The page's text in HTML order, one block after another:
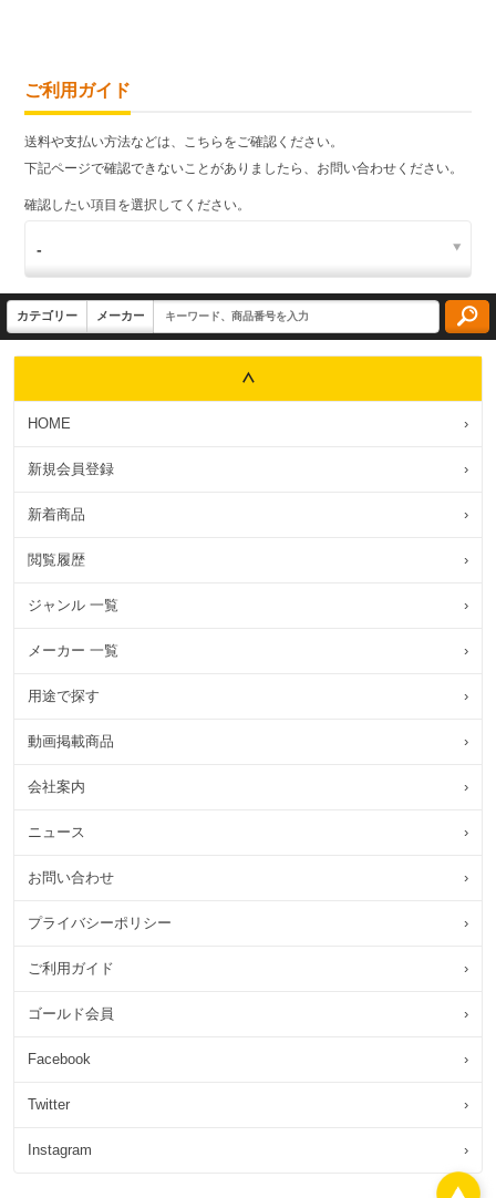
ご利用ガイド
送料や支払い方法などは、こちらをご確認ください。
下記ページで確認できないことがありましたら、お問い合わせください。
確認したい項目を選択してください。
HOME ›
新規会員登録 ›
新着商品 ›
閲覧履歴 ›
ジャンル 一覧 ›
メーカー 一覧 ›
用途で探す ›
動画掲載商品 ›
会社案内 ›
ニュース ›
お問い合わせ ›
プライバシーポリシー ›
ご利用ガイド ›
ゴールド会員 ›
Facebook ›
Twitter ›
Instagram ›